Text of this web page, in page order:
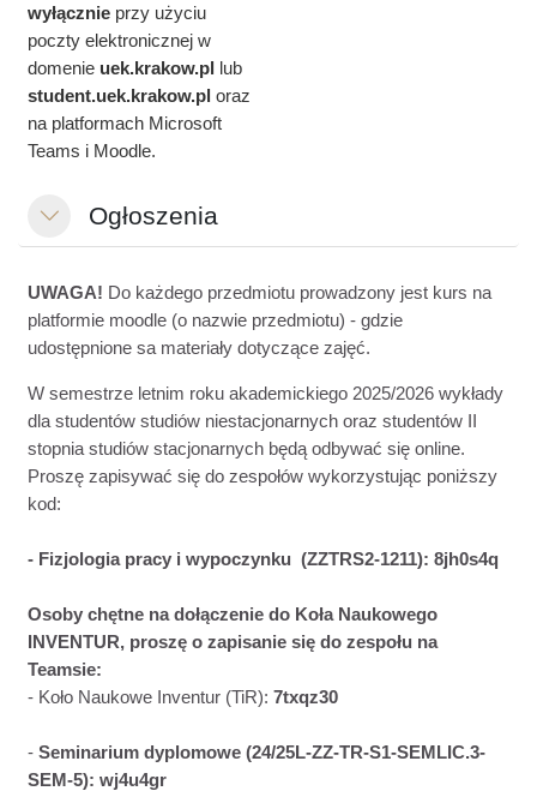
wyłącznieprzy użyciu
poczty elektronicznej w
domenie uek.krakow.pl lub
student.uek.krakow.pl oraz
na platformach Microsoft
Teams i Moodle.
MinimalizujOgłoszenia
UWAGA! Do każdego przedmiotu prowadzony jest kurs na
platformie moodle (o nazwie przedmiotu) - gdzie
udostępnione sa materiały dotyczące zajęć.
W semestrze letnim roku akademickiego 2025/2026 wykłady
dla studentów studiów niestacjonarnych oraz studentów II
stopnia studiów stacjonarnych będą odbywać się online.
Proszę zapisywać się do zespołów wykorzystując poniższy
kod:
- Fizjologia pracy i wypoczynku (ZZTRS2-1211): 8jh0s4q
Osoby chętne na dołączenie do Koła Naukowego
INVENTUR, proszę o zapisanie się do zespołu na
Teamsie:
- Koło Naukowe Inventur (TiR): 7txqz30
- Seminarium dyplomowe (24/25L-ZZ-TR-S1-SEMLIC.3-
SEM-5): wj4u4gr